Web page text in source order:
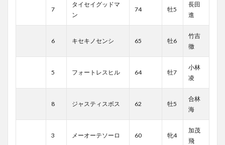
7
タイセイグッドマ
ン
74 牡5
長田
進
6 キセキノセンシ 65 牡6
竹吉
徹
5 フォートレスヒル 64 牡7
小林
凌
8 ジャスティスボス 62 牡5
合林
海
3 メーオーテソーロ 60 牝4
加茂
飛